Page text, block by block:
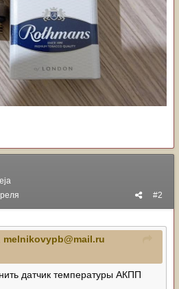
#2
melnikovypb@mail.ru
датчик температуры АКПП